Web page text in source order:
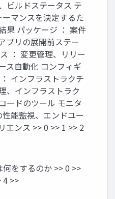
ビルドステータス テ
マンスを決定するた
果 パッケージ ： 案件
プリの展開前ステー
： 変更管理、リリー
ス自動化 コンフィギ
インフラストラクチ
、インフラストラク
ードのツール モニタ
能監視、エンドユー
エンス >> 0 >> 1 >> 2
をするのか >> 0 >>
4 >>